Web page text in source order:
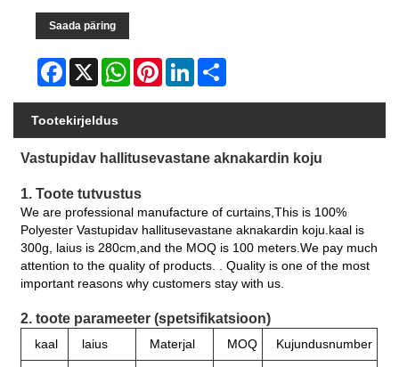
Saada päring
Facebook
X WhatsAppPinterestLinkedIn
Tootekirjeldus
Vastupidav hallitusevastane aknakardin koju
1. Toote tutvustus
We are professional manufacture of curtains,This is 100%
Polyester Vastupidav hallitusevastane aknakardin koju.kaal is
300g, laius is 280cm,and the MOQ is 100 meters.We pay much
attention to the quality of products. . Quality is one of the most
important reasons why customers stay with us.
2. toote parameeter (spetsifikatsioon)
kaal laius Materjal MOQ Kujundusnumber